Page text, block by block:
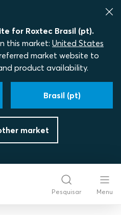
for Roxtec Brasil (pt).
this market: United States
market website to
product availability.
Brasil (pt)
market
Pesquisar Menu